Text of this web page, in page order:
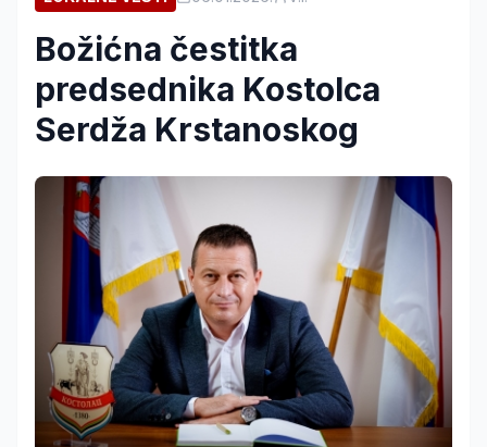
Božićna čestitka
predsednika Kostolca
Serdža Krstanoskog